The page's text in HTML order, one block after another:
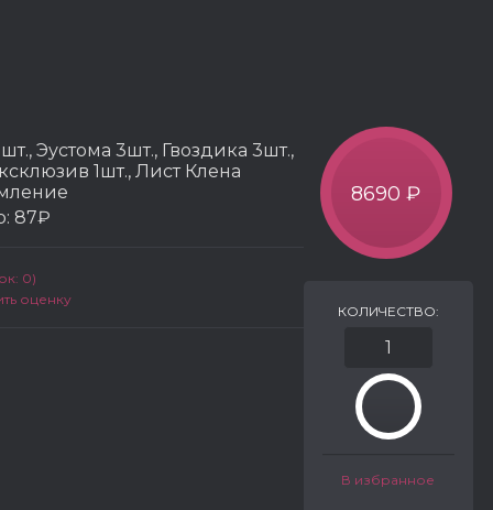
Эустома 3шт., Гвоздика 3шт.,
1шт., Лист Клена
87₽
0)
оценку
8690 ₽
КОЛИЧЕСТВО:
В избранное